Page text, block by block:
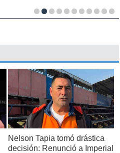
Nelson Tapia tomó drástica
decisión: Renunció a Imperial